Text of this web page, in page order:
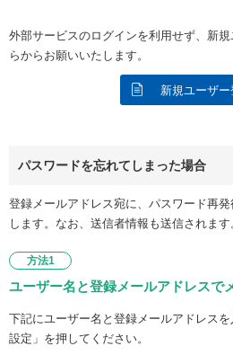
外部サービスのログインを利用せず、新
らからお願いいたします。
新規ユーザー
パスワードを忘れてしまった場合
登録メールアドレス宛に、パスワード再
します。なお、送信者情報も送信されます
方法1
ユーザー名と登録メールアドレスで
下記にユーザー名と登録メールアドレス
設定」を押してください。